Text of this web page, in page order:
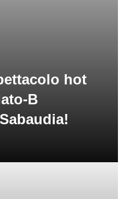
hot
B